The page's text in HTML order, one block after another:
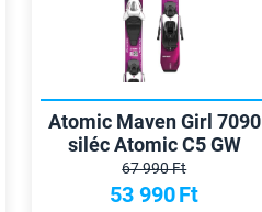
Atomic Maven Girl 7090
siléc Atomic C5 GW
kötéssel
67 990 Ft
53 990Ft